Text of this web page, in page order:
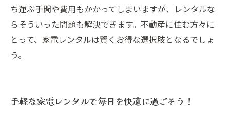
ち運ぶ手間や費用もかかってしまいますが、レンタルな
らそういった問題も解決できます。不動産に住む方々に
とって、家電レンタルは賢くお得な選択肢となるでしょ
う。
手軽な家電レンタルで毎日を快適に過ごそう！